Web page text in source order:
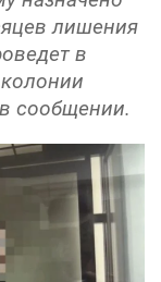
лишения
в
сообщении.